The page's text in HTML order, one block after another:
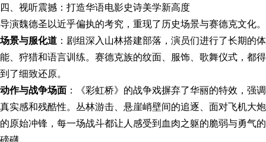
四、视听震撼：打造华语电影史诗美学新高度
导演魏德圣以近乎偏执的考究，重现了历史场景与赛德克文化。
场景与服化道 ：剧组深入山林搭建部落，演员们进行了长期的体
能、狩猎和语言训练。赛德克族的纹面、服饰、歌舞仪式，都得
到了细致还原。
动作与战争场面 ：《彩虹桥》的战争戏摒弃了华丽的特效，强调
真实感和残酷性。丛林游击、悬崖峭壁间的追逐、面对飞机大炮
的原始冲锋，每一场战斗都让人感受到血肉之躯的脆弱与勇气的